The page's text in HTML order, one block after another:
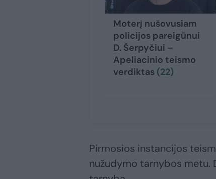
Moterį nušovusiam
policijos pareigūnui
D. Šerpyčiui –
Apeliacinio teismo
verdiktas (22)
Pirmosios instancijos
nužudymo tarnybos metu.